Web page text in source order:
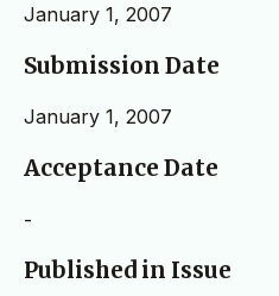
January 1, 2007
Submission Date
January 1, 2007
Acceptance Date
-
Published in Issue